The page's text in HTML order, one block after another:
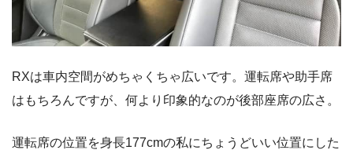
RXは車内空間がめちゃくちゃ広いです。運転席や助手席
はもちろんですが、何より印象的なのが後部座席の広さ。
運転席の位置を身長177cmの私にちょうどいい位置にした